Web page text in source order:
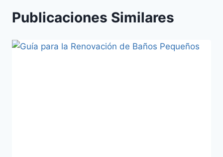
Publicaciones Similares